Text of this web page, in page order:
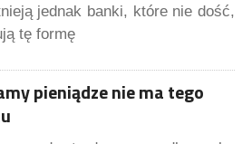
jednak banki, które nie dość,
tę formę
pieniądze nie ma tego